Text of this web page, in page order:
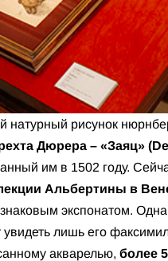
натурный рисунок
Дюрера – «Заяц»
им в 1502 году.
Альбертины в
экспонатом.
увидеть лишь его
акварелью, более